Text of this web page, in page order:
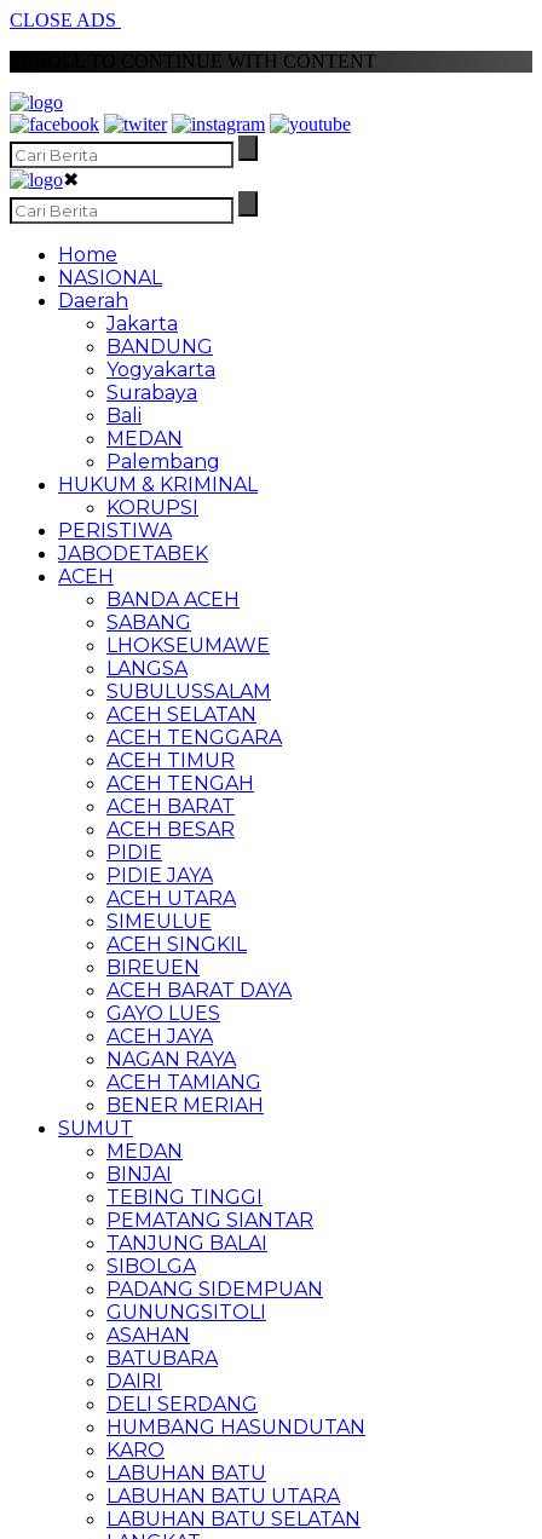
CLOSE ADS
SCROLL TO CONTINUE WITH CONTENT
✖
Home
NASIONAL
Daerah
Jakarta
BANDUNG
Yogyakarta
Surabaya
Bali
MEDAN
Palembang
HUKUM & KRIMINAL
KORUPSI
PERISTIWA
JABODETABEK
ACEH
BANDA ACEH
SABANG
LHOKSEUMAWE
LANGSA
SUBULUSSALAM
ACEH SELATAN
ACEH TENGGARA
ACEH TIMUR
ACEH TENGAH
ACEH BARAT
ACEH BESAR
PIDIE
PIDIE JAYA
ACEH UTARA
SIMEULUE
ACEH SINGKIL
BIREUEN
ACEH BARAT DAYA
GAYO LUES
ACEH JAYA
NAGAN RAYA
ACEH TAMIANG
BENER MERIAH
SUMUT
MEDAN
BINJAI
TEBING TINGGI
PEMATANG SIANTAR
TANJUNG BALAI
SIBOLGA
PADANG SIDEMPUAN
GUNUNGSITOLI
ASAHAN
BATUBARA
DAIRI
DELI SERDANG
HUMBANG HASUNDUTAN
KARO
LABUHAN BATU
LABUHAN BATU UTARA
LABUHAN BATU SELATAN